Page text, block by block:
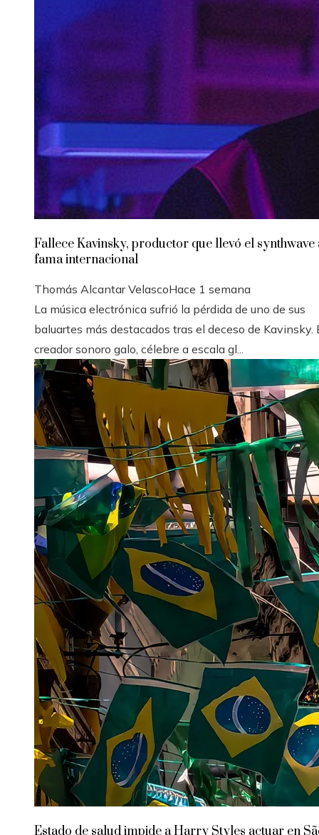
Fallece Kavinsky, productor que llevó el synthwave
fama internacional
Thomás Alcantar VelascoHace 1 semana
La música electrónica sufrió la pérdida de uno de sus
baluartes más destacados tras el deceso de Kavinsky.
creador sonoro galo, célebre a escala gl...
Estado de salud impide a Harry Styles actuar en